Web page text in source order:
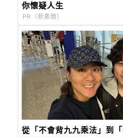
你懷疑人生
PR（新素簡）
從「不會背九九乘法」到